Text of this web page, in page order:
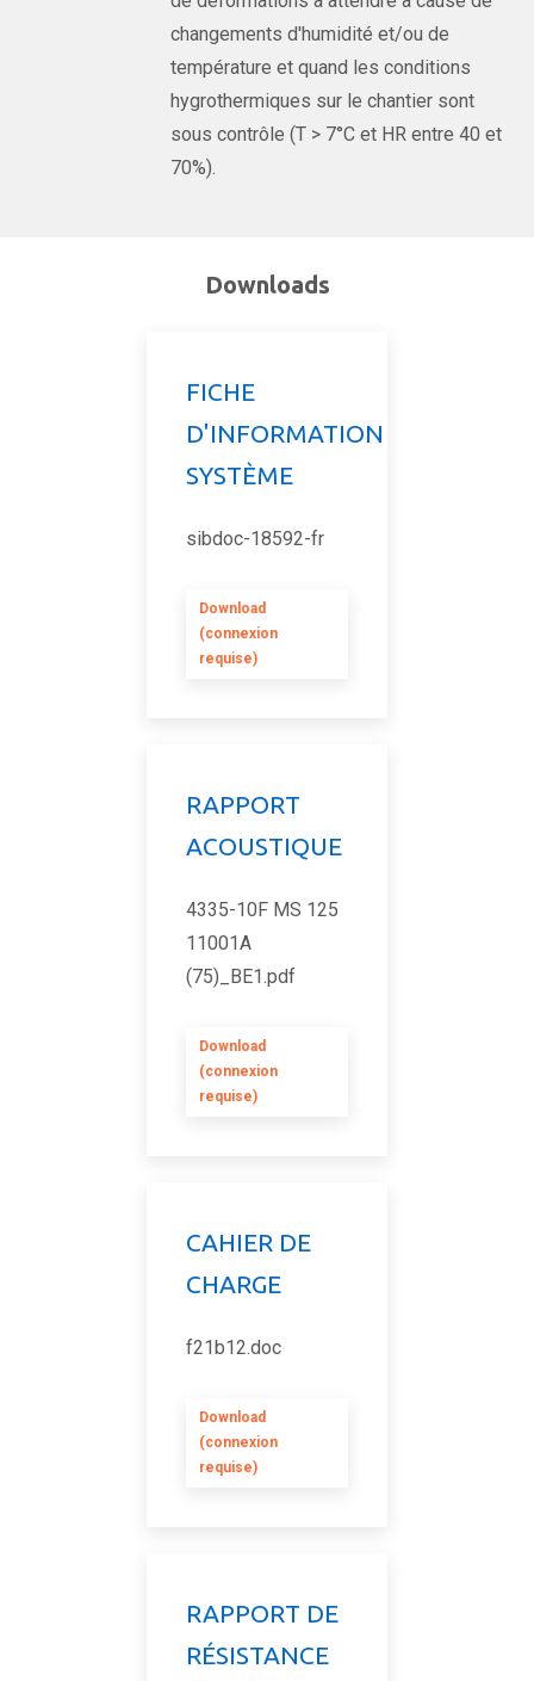
changements d'humidité et/ou de
température et quand les conditions
hygrothermiques sur le chantier sont
sous contrôle (T > 7°C et HR entre 40 et
70%).
Downloads
FICHE
D'INFORMATION
SYSTÈME
sibdoc-18592-fr
Download
(connexion
requise)
RAPPORT
ACOUSTIQUE
4335-10F MS 125
11001A
(75)_BE1.pdf
Download
(connexion
requise)
CAHIER DE
CHARGE
f21b12.doc
Download
(connexion
requise)
RAPPORT DE
RÉSISTANCE